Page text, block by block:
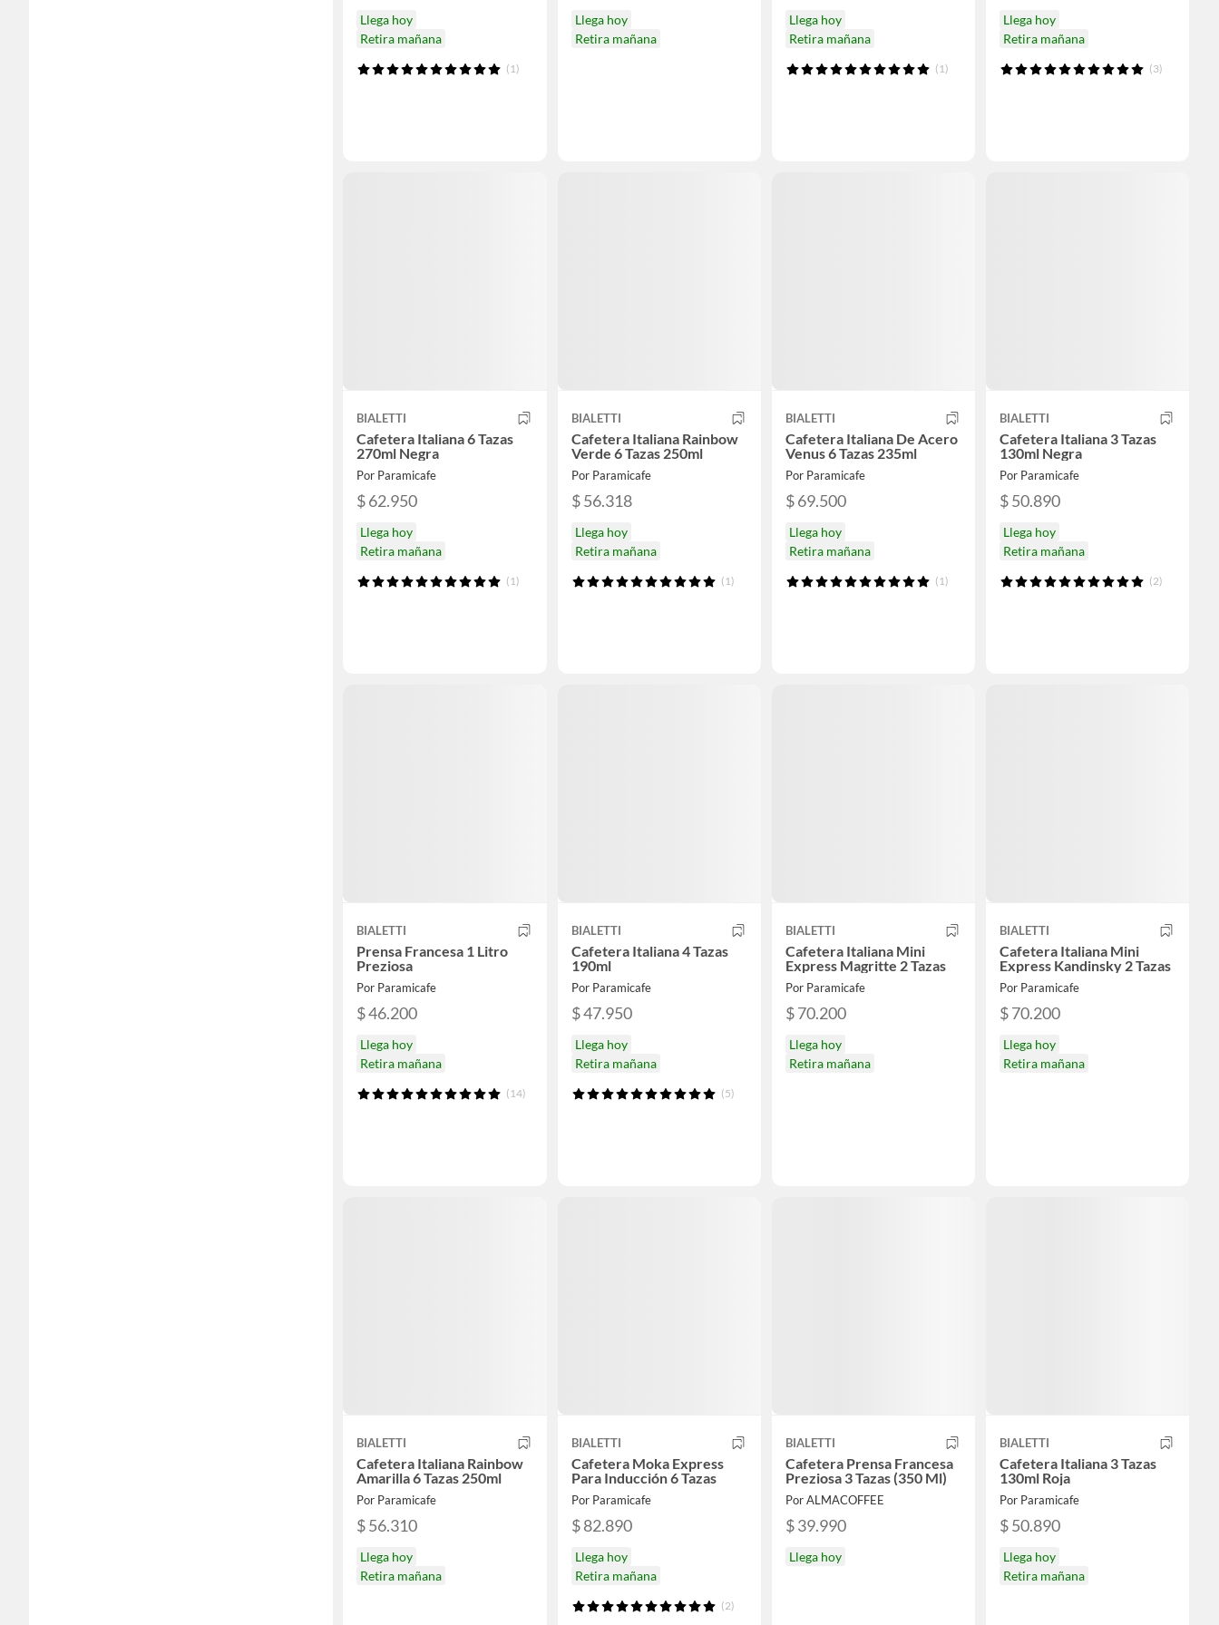
Llega hoy
Retira mañana
(1)
Llega hoy
Retira mañana
Llega hoy
Retira mañana
(1)
Llega hoy
Retira mañana
(3)
BIALETTI
Cafetera Italiana 6 Tazas
270ml Negra
Por Paramicafe
$ 62.950
Llega hoy
Retira mañana
(1)
BIALETTI
Cafetera Italiana Rainbow
Verde 6 Tazas 250ml
Por Paramicafe
$ 56.318
Llega hoy
Retira mañana
(1)
BIALETTI
Cafetera Italiana De Acero
Venus 6 Tazas 235ml
Por Paramicafe
$ 69.500
Llega hoy
Retira mañana
(1)
BIALETTI
Cafetera Italiana 3 Tazas
130ml Negra
Por Paramicafe
$ 50.890
Llega hoy
Retira mañana
(2)
BIALETTI
Prensa Francesa 1 Litro
Preziosa
Por Paramicafe
$ 46.200
Llega hoy
Retira mañana
(14)
BIALETTI
Cafetera Italiana 4 Tazas
190ml
Por Paramicafe
$ 47.950
Llega hoy
Retira mañana
(5)
BIALETTI
Cafetera Italiana Mini
Express Magritte 2 Tazas
Por Paramicafe
$ 70.200
Llega hoy
Retira mañana
BIALETTI
Cafetera Italiana Mini
Express Kandinsky 2 Tazas
Por Paramicafe
$ 70.200
Llega hoy
Retira mañana
BIALETTI
Cafetera Italiana Rainbow
Amarilla 6 Tazas 250ml
Por Paramicafe
$ 56.310
Llega hoy
Retira mañana
BIALETTI
Cafetera Moka Express
Para Inducción 6 Tazas
Por Paramicafe
$ 82.890
Llega hoy
Retira mañana
(2)
BIALETTI
Cafetera Prensa Francesa
Preziosa 3 Tazas (350 Ml)
Por ALMACOFFEE
$ 39.990
Llega hoy
BIALETTI
Cafetera Italiana 3 Tazas
130ml Roja
Por Paramicafe
$ 50.890
Llega hoy
Retira mañana